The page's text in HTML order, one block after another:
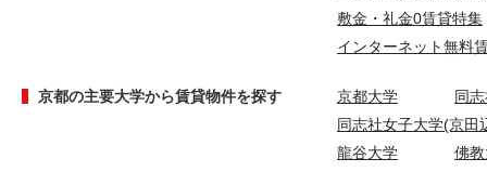
敷金・礼金0賃貸特集
インターネット無料
京都の主要大学から賃貸物件を探す 京都大学
同
同志社女子大学(京田
龍谷大学
佛